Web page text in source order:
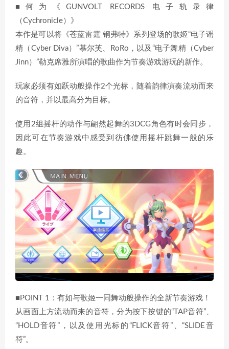
■何为《GUNVOLT RECORDS 电子轨录律
（Cychronicle）》
本作是可以将《苍蓝雷霆 钢弗特》系列登场的歌姬“电子谣
精（Cyber Diva）”慕尔芙、RoRo，以及“电子舞精（Cyber
Jinn）”勒克席雅所演唱的歌曲作为节奏游戏游玩的新作。
玩家必须有如跃动般操作2个光标，随着韵律演奏流动而来
的音符，并以最高分为目标。
使用2组摇杆的动作与翩然起舞的3DCG角色有时会同步，
因此可在节奏游戏中感受到彷佛使用摇杆跳舞一般的乐
趣。
■POINT 1：有如与歌姬一同舞动般操作的全新节奏游戏！
从画面上方流动而来的音符，分为按下按键的“TAP音符”、
“HOLD音符”，以及使用光标的“FLICK音符”、“SLIDE音
符”。